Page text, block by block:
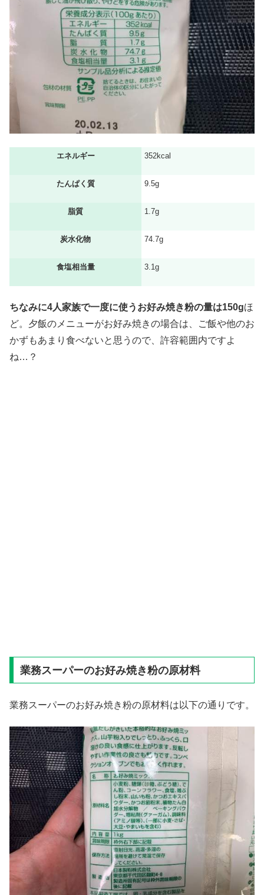
エネルギー 352kcal
たんぱく質 9.5g
脂質 1.7g
炭水化物 74.7g
食塩相当量 3.1g
ちなみに4人家族で一度に使うお好み焼き粉の量は150gほ
ど。夕飯のメニューがお好み焼きの場合は、ご飯や他のお
かずもあまり食べないと思うので、許容範囲内ですよ
ね…？
業務スーパーのお好み焼き粉の原材料
業務スーパーのお好み焼き粉の原材料は以下の通りです。